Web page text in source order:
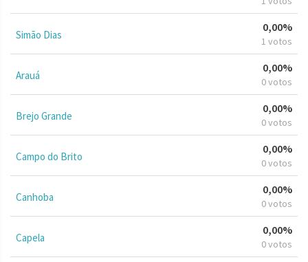
Simão Dias
0,00%
1 votos
Arauá
0,00%
0 votos
Brejo Grande
0,00%
0 votos
Campo do Brito
0,00%
0 votos
Canhoba
0,00%
0 votos
Capela
0,00%
0 votos